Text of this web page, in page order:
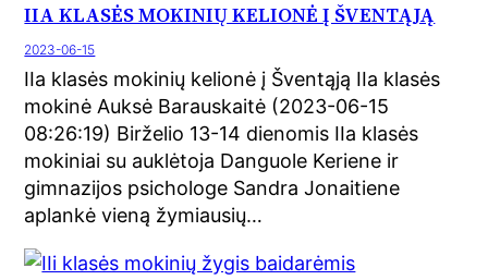
IIA KLASĖS MOKINIŲ KELIONĖ Į ŠVENTĄJĄ
2023-06-15
IIa klasės mokinių kelionė į Šventąją IIa klasės
mokinė Auksė Barauskaitė (2023-06-15
08:26:19) Birželio 13-14 dienomis IIa klasės
mokiniai su auklėtoja Danguole Keriene ir
gimnazijos psichologe Sandra Jonaitiene
aplankė vieną žymiausių…